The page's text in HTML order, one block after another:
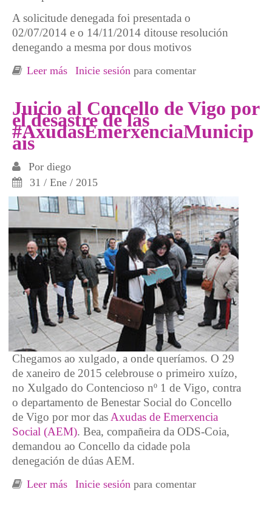
A solicitude denegada foi presentada o
02/07/2014 e o 14/11/2014 ditouse resolución
denegando a mesma por dous motivos
Leer más sobre Miércoles 18 - Concentración: Frente a
exigimos derechos sociales!
Inicie sesión para comentar
Juicio al Concello de Vigo por
el desastre de las
#AxudasEmerxenciaMunicip
ais
Por diego
31 / Ene / 2015
Chegamos ao xulgado, a onde queríamos. O 29
de xaneiro de 2015 celebrouse o primeiro xuízo,
no Xulgado do Contencioso nº 1 de Vigo, contra
o departamento de Benestar Social do Concello
de Vigo por mor das Axudas de Emerxencia
Social (AEM). Bea, compañeira da ODS-Coia,
demandou ao Concello da cidade pola
denegación de dúas AEM.
Leer más sobre Juicio al Concello de Vigo por el
Inicie sesión para comentar